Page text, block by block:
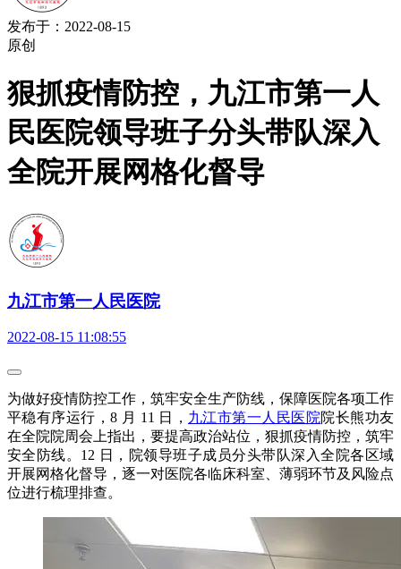
发布于：2022-08-15
原创
狠抓疫情防控，九江市第一人
民医院领导班子分头带队深入
全院开展网格化督导
九江市第一人民医院
2022-08-15 11:08:55
为做好疫情防控工作，筑牢安全生产防线，保障医院各项工作
平稳有序运行，8 月 11 日， 九江市第一人民医院院长熊功友
在全院院周会上指出，要提高政治站位，狠抓疫情防控，筑牢
安全防线。12 日，院领导班子成员分头带队深入全院各区域
开展网格化督导，逐一对医院各临床科室、薄弱环节及风险点
位进行梳理排查。